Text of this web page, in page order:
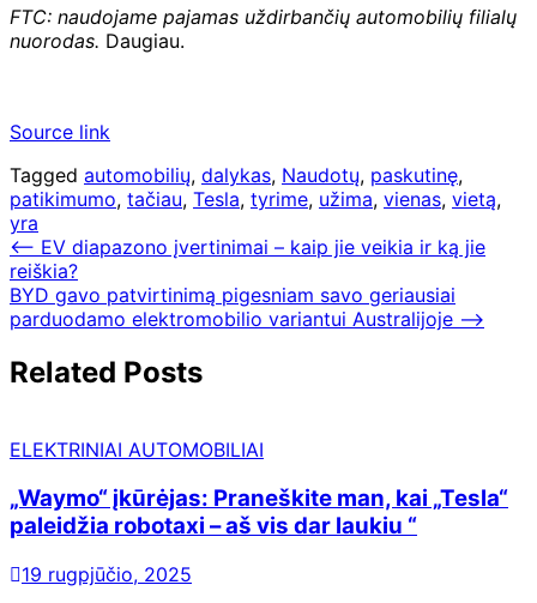
FTC: naudojame pajamas uždirbančių automobilių filialų
nuorodas. Daugiau.
Source link
Tagged automobilių, dalykas, Naudotų, paskutinę,
patikimumo, tačiau, Tesla, tyrime, užima, vienas, vietą,
yra
Navigacija
tarp
įrašų
⟵ EV diapazono įvertinimai – kaip jie veikia ir ką jie
reiškia?
BYD gavo patvirtinimą pigesniam savo geriausiai
parduodamo elektromobilio variantui Australijoje ⟶
Related Posts
ELEKTRINIAI AUTOMOBILIAI
„Waymo“ įkūrėjas: Praneškite man, kai „Tesla“
paleidžia robotaxi – aš vis dar laukiu “
19 rugpjūčio, 2025